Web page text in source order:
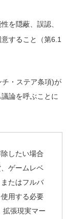
を隠蔽、誤認、
すること（第6.1
・ステア条項)が
論を呼ぶことに
したい場合
ゲームレベ
たはフルバ
用する必要
拡張現実マー